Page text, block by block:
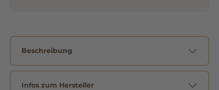
Beschreibung
Infos zum Hersteller